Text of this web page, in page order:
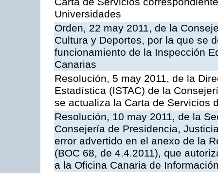
Universidades
Orden, 22 may 2011, de la
Cultura y Deportes, por la que se
funcionamiento de la Inspección
Canarias
Resolución, 5 may 2011, de la
Estadística (ISTAC) de la
se actualiza la Carta de Servicios
Resolución, 10 may 2011, de la
Consejería de Presidencia,
error advertido en el anexo de la
(BOC 68, de 4.4.2011), que
a la Oficina Canaria de